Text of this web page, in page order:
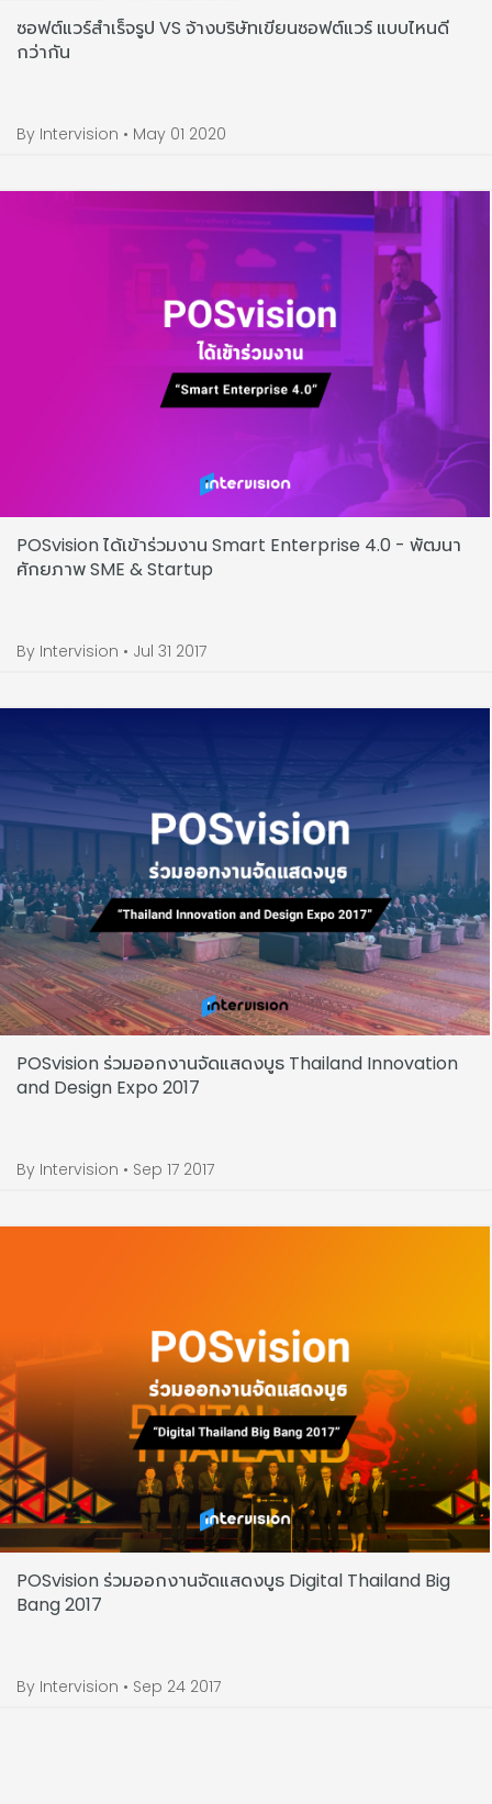
ซอฟต์แวร์สำเร็จรูป VS จ้างบริษัทเขียนซอฟต์แวร์ แบบไหนดี
กว่ากัน
By Intervision • May 01 2020
POSvision ได้เข้าร่วมงาน Smart Enterprise 4.0 - พัฒนา
ศักยภาพ SME & Startup
By Intervision • Jul 31 2017
POSvision ร่วมออกงานจัดแสดงบูธ Thailand Innovation
and Design Expo 2017
By Intervision • Sep 17 2017
POSvision ร่วมออกงานจัดแสดงบูธ Digital Thailand Big
Bang 2017
By Intervision • Sep 24 2017